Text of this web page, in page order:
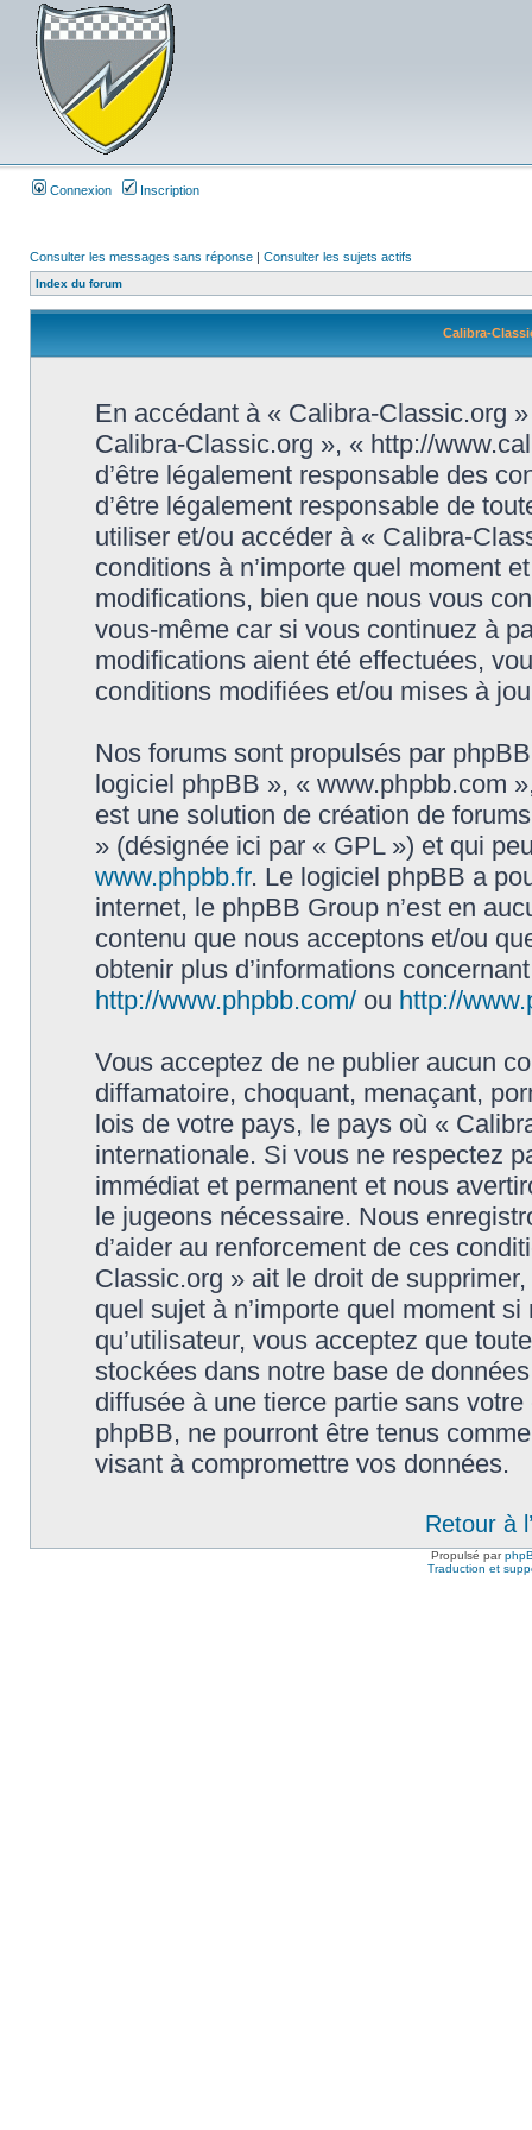
Connexion Inscription
Consulter les messages sans réponse | Consulter les sujets actifs
Index du forum
Calibra-
En accédant à « Calibra-Classic.org
Calibra-Classic.org », « http://
d’être légalement responsable des
d’être légalement responsable de
utiliser et/ou accéder à « Calibra-
conditions à n’importe quel moment
modifications, bien que nous vous
vous-même car si vous continuez à
modifications aient été effectuées,
conditions modifiées et/ou mises à
Nos forums sont propulsés par
logiciel phpBB », « www.phpbb.com
est une solution de création de
» (désignée ici par « GPL ») et qui
www.phpbb.fr. Le logiciel phpBB a
internet, le phpBB Group n’est en
contenu que nous acceptons et/ou
obtenir plus d’informations
http://www.phpbb.com/ ou http://
Vous acceptez de ne publier aucun
diffamatoire, choquant, menaçant,
lois de votre pays, le pays où «
internationale. Si vous ne respectez
immédiat et permanent et nous
le jugeons nécessaire. Nous
d’aider au renforcement de ces
Classic.org » ait le droit de
quel sujet à n’importe quel moment
qu’utilisateur, vous acceptez que
stockées dans notre base de
diffusée à une tierce partie sans
phpBB, ne pourront être tenus
visant à compromettre vos données.
Retour à
Propulsé par
Traduction et